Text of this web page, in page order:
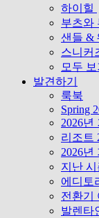
하이힐
부츠와
샌들 &
스니커
모두 보
발견하기
룩북
Spring
2026년
리조트
2026년
지난
에디토
전환기
발렌타